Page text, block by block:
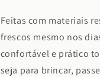
Feitas com materiais
frescos mesmo nos
confortável e prático
seja para brincar,